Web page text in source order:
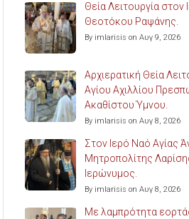
Θεία Λειτουργία
Θεοτόκου Ραψάνης.
By imlarisis on Αυγ 9, 2026
Αρχιερατική Θεία
Αγίου Αχιλλίου
Ακαθίστου Ύμνου.
By imlarisis on Αυγ 8, 2026
Στον Ιερό Ναό Αγίας
Μητροπολίτης
Ιερώνυμος.
By imlarisis on Αυγ 8, 2026
Με λαμπρότητα